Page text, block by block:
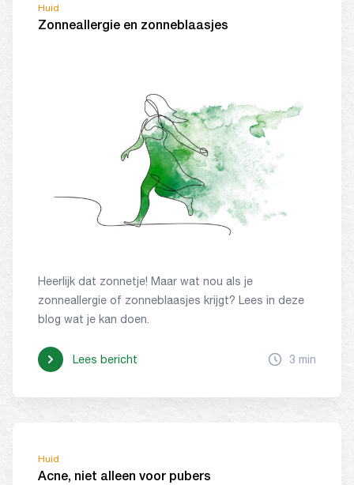
Huid
Zonneallergie en zonneblaasjes
Heerlijk dat zonnetje! Maar wat nou als je
zonneallergie of zonneblaasjes krijgt? Lees in deze
blog wat je kan doen.
Lees bericht 3 min
Huid
Acne, niet alleen voor pubers